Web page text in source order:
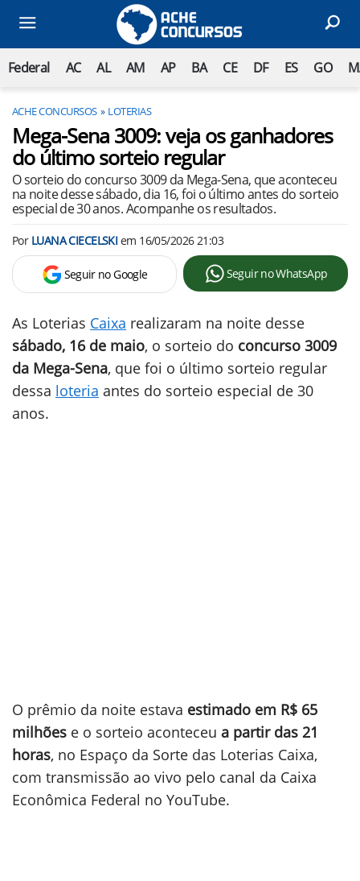
Federal AC AL AM AP BA CE DF ES GO
ACHE CONCURSOS LOTERIAS
Mega-Sena 3009: veja os ganhadores
do último sorteio regular
O sorteio do concurso 3009 da Mega-Sena, que aconteceu
na noite desse sábado, dia 16, foi o último antes do sorteio
especial de 30 anos. Acompanhe os resultados.
Por LUANA CIECELSKIem 16/05/2026 21:03
Seguir no Google Seguir no WhatsApp
As Loterias Caixa realizaram na noite desse
sábado, 16 de maio, o sorteio do concurso 3009
da Mega-Sena, que foi o último sorteio regular
dessa loteria antes do sorteio especial de 30
anos.
O prêmio da noite estava estimado em R$ 65
milhões e o sorteio aconteceu a partir das 21
horas, no Espaço da Sorte das Loterias Caixa,
com transmissão ao vivo pelo canal da Caixa
Econômica Federal no YouTube.